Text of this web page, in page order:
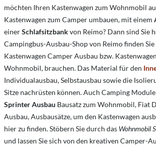
möchten Ihren Kastenwagen zum Wohnmobil
Kastenwagen zum Camper umbauen, mit einem
einerSchlafsitzbankvon Reimo? Dann sind Sie
Campingbus-Ausbau-Shop von Reimo finden Sie
Kastenwagen Camper Ausbau bzw.
Wohnmobil, brauchen. Das Material für den
Individualausbau, Selbstausbau sowie die
Sitze nachrüsten können. Auch Camping
Sprinter Ausbau Bausatz zum Wohnmobil, Fiat
Ausbau, Ausbausätze, um den Kastenwagen
hier zu finden. Stöbern Sie durch das Wohnmobil
und lassen Sie sich von den kreativen Camper-